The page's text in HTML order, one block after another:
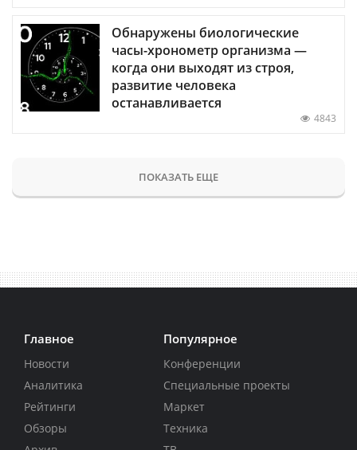
Обнаружены биологические
часы-хронометр организма —
когда они выходят из строя,
развитие человека
останавливается
4843
ПОКАЗАТЬ ЕЩЕ
Главное
Новости
Аналитика
Рейтинги
Обзоры
Популярное
Конференции
Специальные проекты
Маркет
Техника